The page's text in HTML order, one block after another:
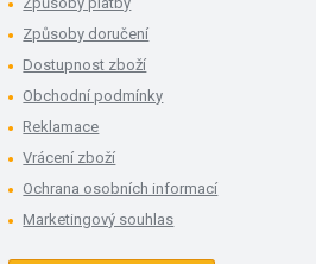
Způsoby doručení
Dostupnost zboží
Obchodní podmínky
Reklamace
Vrácení zboží
Ochrana osobních informací
Marketingový souhlas